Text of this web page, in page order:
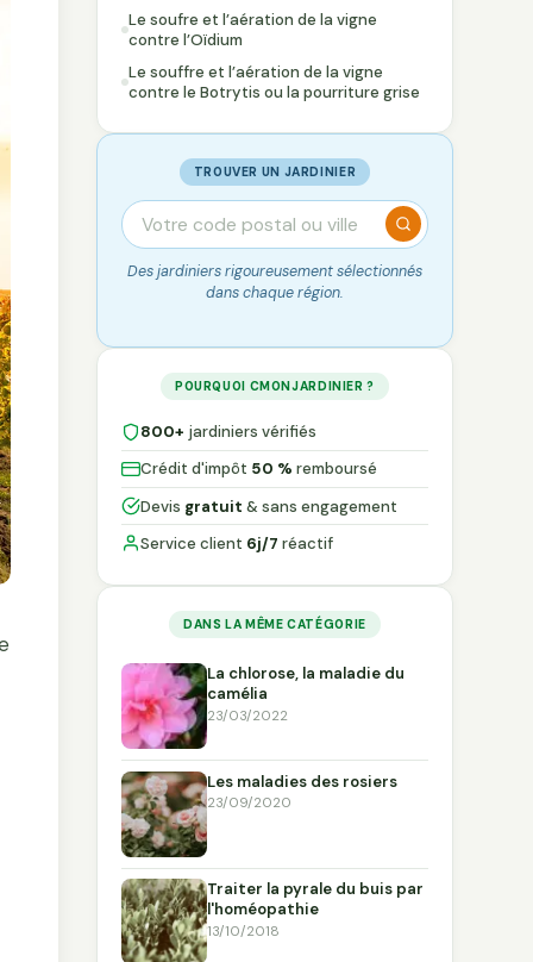
Le soufre et l’aération de la vigne
contre l’Oïdium
Le souffre et l’aération de la vigne
contre le Botrytis ou la pourriture grise
TROUVER UN JARDINIER
Des jardiniers rigoureusement sélectionnés
dans chaque région.
POURQUOI CMONJARDINIER ?
800+ jardiniers vérifiés
Crédit d'impôt 50 % remboursé
Devis gratuit & sans engagement
Service client 6j/7 réactif
DANS LA MÊME CATÉGORIE
La chlorose, la maladie du
camélia
23/03/2022
Les maladies des rosiers
23/09/2020
Traiter la pyrale du buis par
l'homéopathie
13/10/2018